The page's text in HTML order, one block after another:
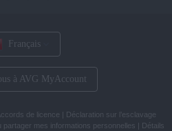
Français
à AVG MyAccount
de licence | Déclaration sur l’esclavage
partager mes informations personnelles | Détails